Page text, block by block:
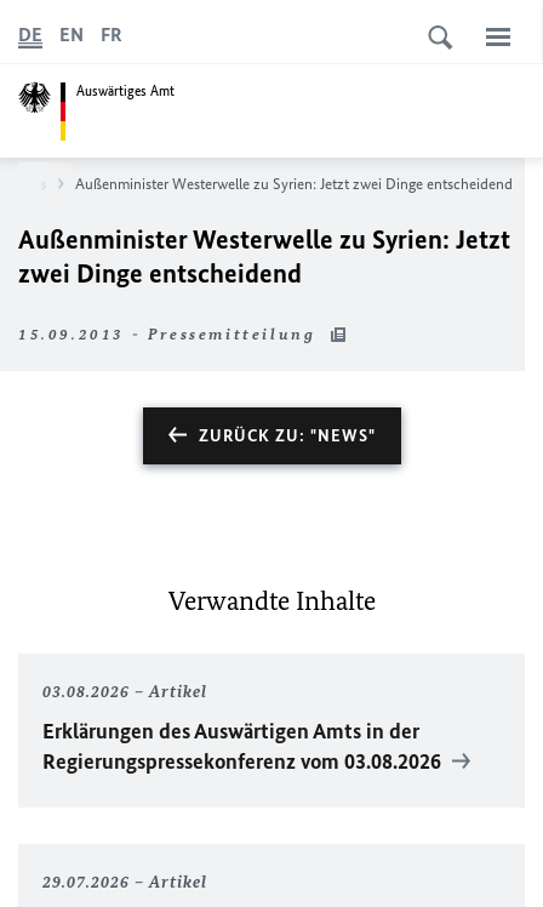
Auswärtiges Amt
DE EN FR
News Außenminister Westerwelle zu Syrien: Jetzt zwei Dinge entscheidend
Außenminister Westerwelle zu Syrien: Jetzt
zwei Dinge entscheidend
15.09.2013 - Pressemitteilung
ZURÜCK ZU: "NEWS"
Verwandte Inhalte
03.08.2026 Artikel
Erklärungen des Auswärtigen Amts in der
Regierungspressekonferenz vom 03.08.2026
29.07.2026 Artikel